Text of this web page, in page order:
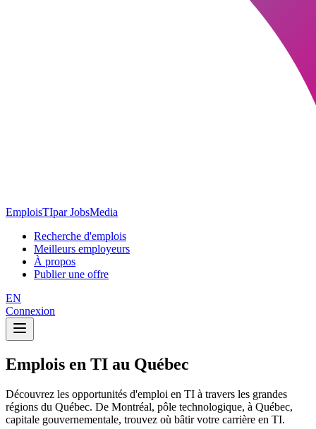
EmploisTIpar JobsMedia
Recherche d'emplois
Meilleurs employeurs
À propos
Publier une offre
EN
Connexion
Emplois en TI au Québec
Découvrez les opportunités d'emploi en TI à travers les grandes
régions du Québec. De Montréal, pôle technologique, à Québec,
capitale gouvernementale, trouvez où bâtir votre carrière en TI.